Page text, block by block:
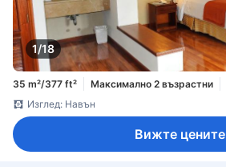
1/18
35 m²/377 ft² Максимално 2 възрастни
Изглед: Навън
Вижте цените